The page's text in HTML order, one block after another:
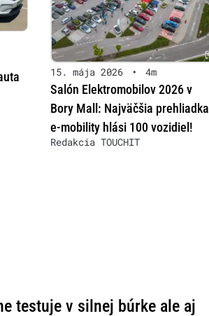
15. mája 2026 • 4m
Salón Elektromobilov 2026 v
Bory Mall: Najväčšia prehliadka
e-mobility hlási 100 vozidiel!
Redakcia TOUCHIT
testuje v silnej búrke ale aj